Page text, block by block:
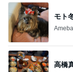
モト
高橋